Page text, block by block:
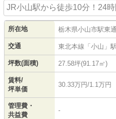
JR小山駅から徒歩10分！24
所在地 栃木県小山市駅東
交通 東北本線 「 小山 」
坪数(面積) 27.58坪(91.17㎡)
賃料/
坪単価
30.33万円/1.1万円
管理費・
共益費
-